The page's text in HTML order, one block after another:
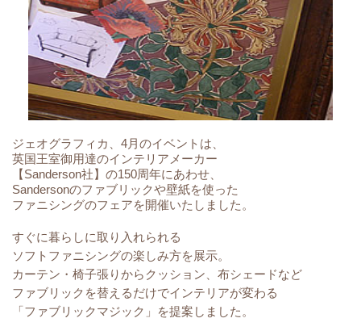
ジェオグラフィカ、4月のイベントは、
英国王室御用達のインテリアメーカー
【Sanderson社】の150周年にあわせ、
Sandersonのファブリックや壁紙を使った
ファニシングのフェアを開催いたしました。
すぐに暮らしに取り入れられる
ソフトファニシングの楽しみ方を展示。
カーテン・椅子張りからクッション、布シェードなど
ファブリックを替えるだけでインテリアが変わる
「ファブリックマジック」を提案しました。